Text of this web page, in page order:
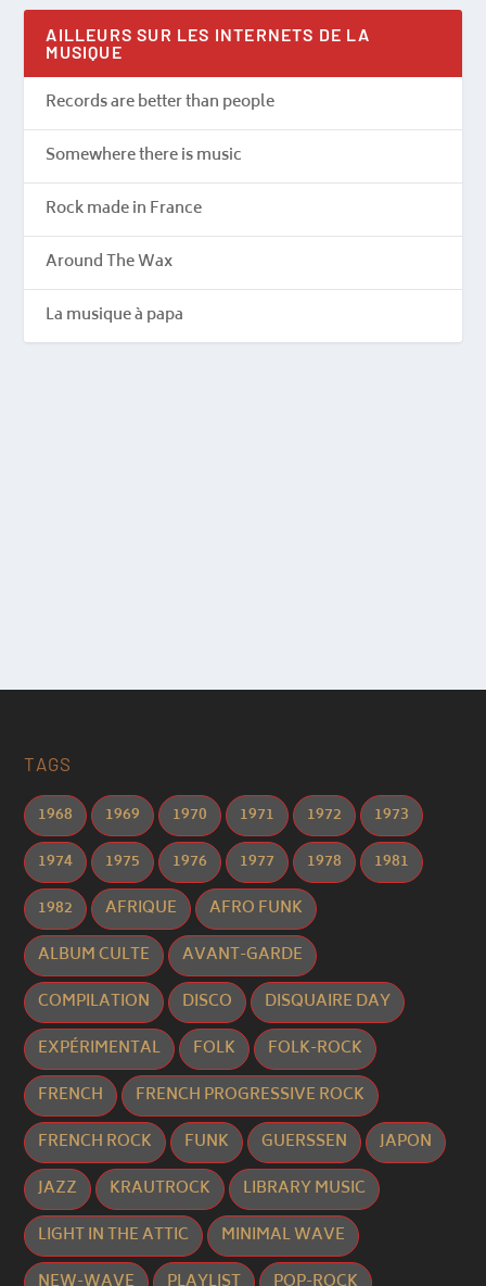
AILLEURS SUR LES INTERNETS DE LA
MUSIQUE
Records are better than people
Somewhere there is music
Rock made in France
Around The Wax
La musique à papa
TAGS
1968 1969 1970 1971 1972
1973
1974
1975 1976 1977 1978
1981
1982
AFRIQUE
AFRO FUNK
ALBUM CULTE
AVANT-GARDE
COMPILATION
DISCO
DISQUAIRE DAY
EXPÉRIMENTAL
FOLK
FOLK-ROCK
FRENCH
FRENCH PROGRESSIVE ROCK
FRENCH ROCK
FUNK GUERSSEN
JAPON
JAZZ
KRAUTROCK
LIBRARY MUSIC
LIGHT IN THE ATTIC
MINIMAL WAVE